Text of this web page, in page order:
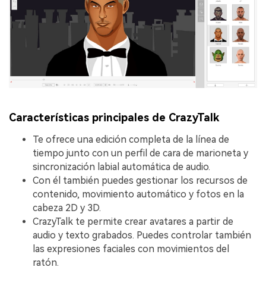
Características principales de CrazyTalk
Te ofrece una edición completa de la línea de
tiempo junto con un perfil de cara de marioneta y
sincronización labial automática de audio.
Con él también puedes gestionar los recursos de
contenido, movimiento automático y fotos en la
cabeza 2D y 3D.
CrazyTalk te permite crear avatares a partir de
audio y texto grabados. Puedes controlar también
las expresiones faciales con movimientos del
ratón.